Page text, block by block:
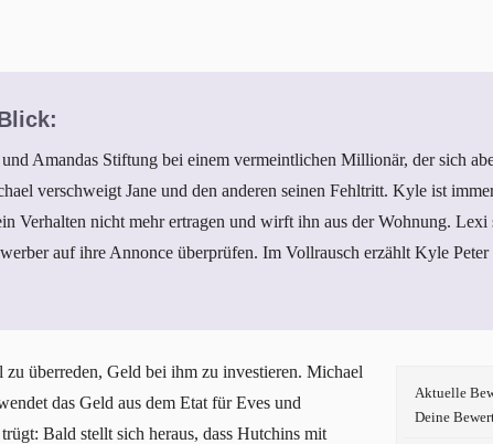
Amandas Stiftung bei einem vermeintlichen Millionär, der sich
verschweigt Jane und den anderen seinen Fehltritt. Kyle ist
Verhalten nicht mehr ertragen und wirft ihn aus der Wohnung. Lexi
auf ihre Annonce überprüfen. Im Vollrausch erzählt Kyle
Aktuelle
Deine
überreden, Geld bei ihm zu investieren. Michael
das Geld aus dem Etat für Eves und
Bald stellt sich heraus, dass Hutchins mit